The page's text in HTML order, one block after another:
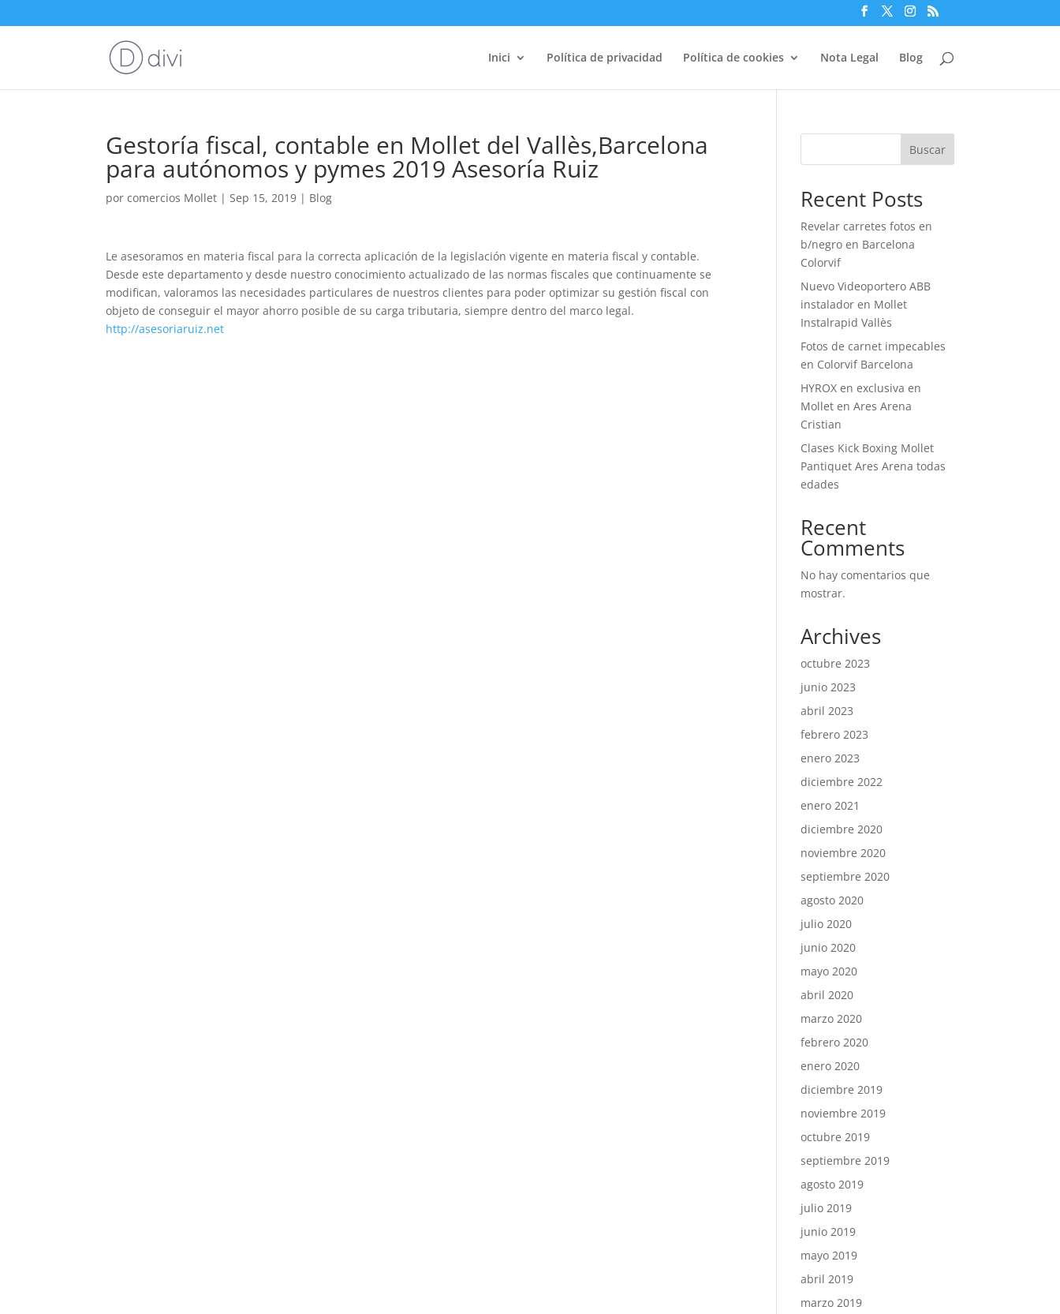
Inici Política de privacidad Política de cookies Nota Legal Blog
Gestoría fiscal, contable en Mollet del Vallès,Barcelona
para autónomos y pymes 2019 Asesoría Ruiz
porcomercios Mollet |Sep 15, 2019 | Blog
Le asesoramos en materia fiscal para la correcta aplicación de la legislación vigente en materia fiscal y contable.
Desde este departamento y desde nuestro conocimiento actualizado de las normas fiscales que continuamente se
modifican, valoramos las necesidades particulares de nuestros clientes para poder optimizar su gestión fiscal con
objeto de conseguir el mayor ahorro posible de su carga tributaria, siempre dentro del marco legal.
http://asesoriaruiz.net
Buscar
Recent Posts
Revelar carretes fotos en
b/negro en Barcelona
Colorvif
Nuevo Videoportero ABB
instalador en Mollet
Instalrapid Vallès
Fotos de carnet impecables
en Colorvif Barcelona
HYROX en exclusiva en
Mollet en Ares Arena
Cristian
Clases Kick Boxing Mollet
Pantiquet Ares Arena todas
edades
Recent
Comments
No hay comentarios que
mostrar.
Archives
octubre 2023
junio 2023
abril 2023
febrero 2023
enero 2023
diciembre 2022
enero 2021
diciembre 2020
noviembre 2020
septiembre 2020
agosto 2020
julio 2020
junio 2020
mayo 2020
abril 2020
marzo 2020
febrero 2020
enero 2020
diciembre 2019
noviembre 2019
octubre 2019
septiembre 2019
agosto 2019
julio 2019
junio 2019
mayo 2019
abril 2019
marzo 2019